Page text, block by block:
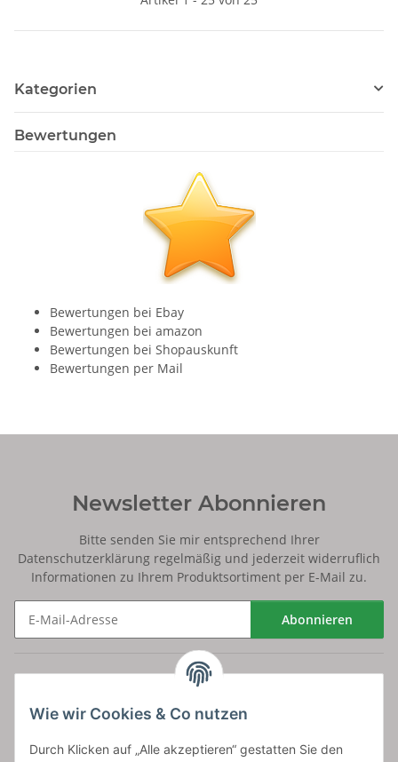
Wie wir Cookies & Co nutzen
Durch Klicken auf „Alle akzeptieren“ gestatten Sie den
Kategorien
Bewertungen
Bewertungen bei Ebay
Bewertungen bei amazon
Bewertungen bei Shopauskunft
Bewertungen per Mail
Newsletter Abonnieren
Bitte senden Sie mir entsprechend Ihrer
Datenschutzerklärung regelmäßig und jederzeit widerruflich
Informationen zu Ihrem Produktsortiment per E-Mail zu.
Abonnieren